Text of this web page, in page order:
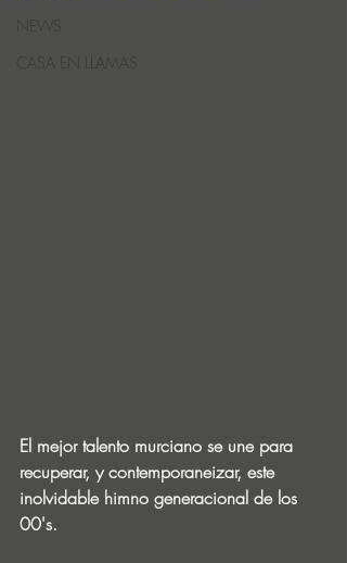
CASA EN LLAMAS
El mejor talento murciano se une para
recuperar, y contemporaneizar, este
inolvidable himno generacional de los
00's.